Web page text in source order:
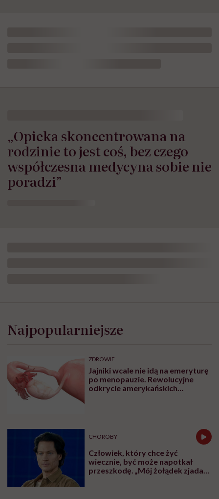
„Opieka skoncentrowana na
rodzinie to jest coś, bez czego
współczesna medycyna sobie nie
poradzi”
Najpopularniejsze
ZDROWIE
Jajniki wcale nie idą na emeryturę
po menopauzie. Rewolucyjne
odkrycie amerykańskich
CHOROBY
Człowiek, który chce żyć
wiecznie, być może napotkał
przeszkodę. „Mój żołądek zjada